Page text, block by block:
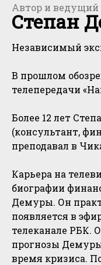
Автор и ведущий
Степан
Независимый
В прошлом
телепередачи
Более 12 лет
(консультант,
преподавал в
Карьера на
биографии
Демуры. Он
появляется в
телеканале РБК.
прогнозы
время кризиса.